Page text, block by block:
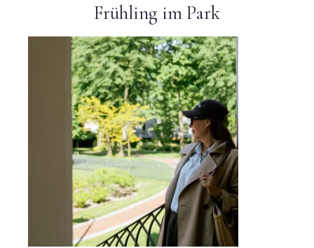
Frühling im Park